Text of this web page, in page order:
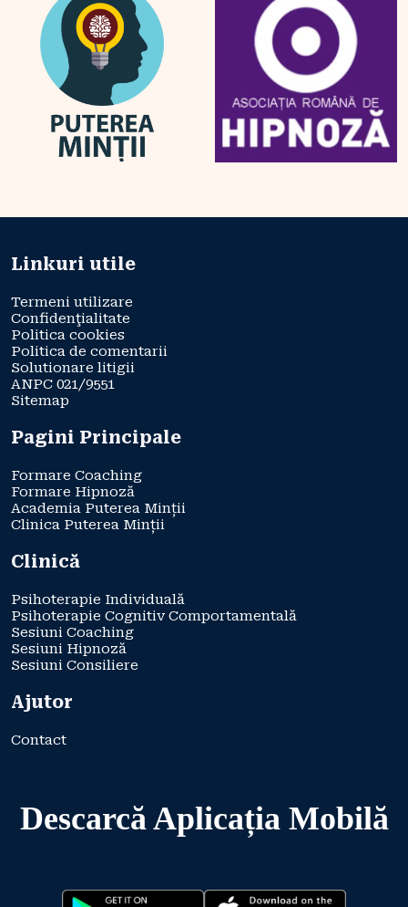
Linkuri utile
Termeni utilizare
Confidenţialitate
Politica cookies
Politica de comentarii
Solutionare litigii
ANPC 021/9551
Sitemap
Pagini Principale
Formare Coaching
Formare Hipnoză
Academia Puterea Minții
Clinica Puterea Minții
Clinică
Psihoterapie Individuală
Psihoterapie Cognitiv Comportamentală
Sesiuni Coaching
Sesiuni Hipnoză
Sesiuni Consiliere
Ajutor
Contact
Descarcă Aplicația Mobilă